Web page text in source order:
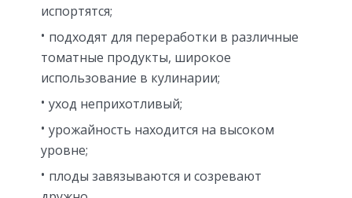
испортятся;
подходят для переработки в различные
томатные продукты, широкое
использование в кулинарии;
уход неприхотливый;
урожайность находится на высоком
уровне;
плоды завязываются и созревают